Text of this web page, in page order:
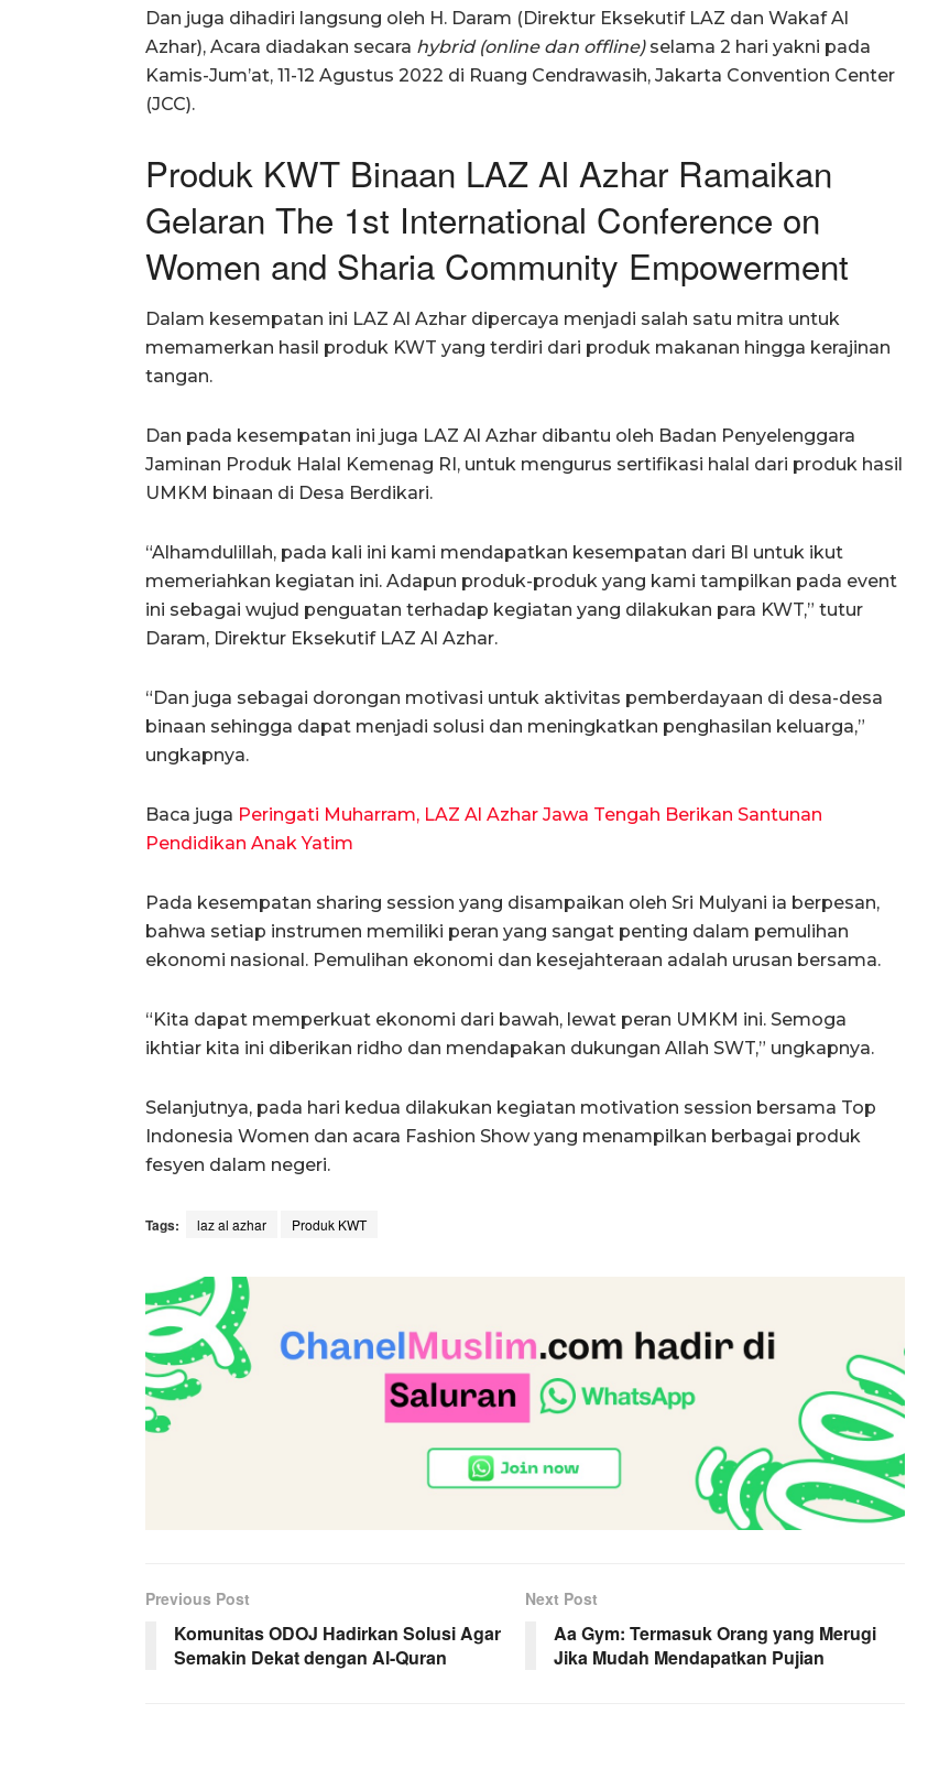
Dan juga dihadiri langsung oleh H. Daram (Direktur Eksekutif LAZ dan Wakaf Al
Azhar), Acara diadakan secara hybrid (online dan offline)selama 2 hari yakni pada
Kamis-Jum’at, 11-12 Agustus 2022 di Ruang Cendrawasih, Jakarta Convention Center
(JCC).
Produk KWT Binaan LAZ Al Azhar Ramaikan
Gelaran The 1st International Conference on
Women and Sharia Community Empowerment
Dalam kesempatan ini LAZ Al Azhar dipercaya menjadi salah satu mitra untuk
memamerkan hasil produk KWT yang terdiri dari produk makanan hingga kerajinan
tangan.
Dan pada kesempatan ini juga LAZ Al Azhar dibantu oleh Badan Penyelenggara
Jaminan Produk Halal Kemenag RI, untuk mengurus sertifikasi halal dari produk hasil
UMKM binaan di Desa Berdikari.
“Alhamdulillah, pada kali ini kami mendapatkan kesempatan dari BI untuk ikut
memeriahkan kegiatan ini. Adapun produk-produk yang kami tampilkan pada event
ini sebagai wujud penguatan terhadap kegiatan yang dilakukan para KWT,” tutur
Daram, Direktur Eksekutif LAZ Al Azhar.
“Dan juga sebagai dorongan motivasi untuk aktivitas pemberdayaan di desa-desa
binaan sehingga dapat menjadi solusi dan meningkatkan penghasilan keluarga,”
ungkapnya.
Baca juga Peringati Muharram, LAZ Al Azhar Jawa Tengah Berikan Santunan
Pendidikan Anak Yatim
Pada kesempatan sharing session yang disampaikan oleh Sri Mulyani ia berpesan,
bahwa setiap instrumen memiliki peran yang sangat penting dalam pemulihan
ekonomi nasional. Pemulihan ekonomi dan kesejahteraan adalah urusan bersama.
“Kita dapat memperkuat ekonomi dari bawah, lewat peran UMKM ini. Semoga
ikhtiar kita ini diberikan ridho dan mendapakan dukungan Allah SWT,” ungkapnya.
Selanjutnya, pada hari kedua dilakukan kegiatan motivation session bersama Top
Indonesia Women dan acara Fashion Show yang menampilkan berbagai produk
fesyen dalam negeri.
Tags: laz al azhar Produk KWT
Previous Post
Komunitas ODOJ Hadirkan Solusi Agar
Semakin Dekat dengan Al-Quran
Next Post
Aa Gym: Termasuk Orang yang Merugi
Jika Mudah Mendapatkan Pujian